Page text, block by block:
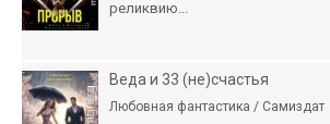
реликвию...
Веда и 33 (не)счастья
Любовная фантастика / Самиздат